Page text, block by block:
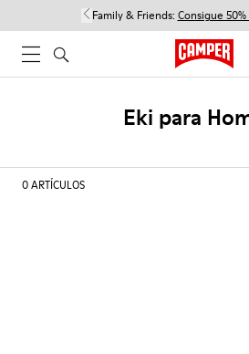
Family & Friends: Consigue
Eki para
0ARTÍCULOS